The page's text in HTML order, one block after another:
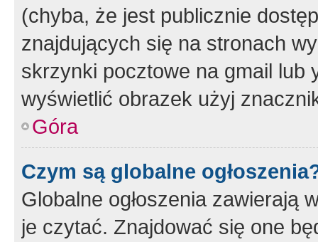
(chyba, że jest publicznie
znajdujących się na stronach
skrzynki pocztowe na gmail lub
wyświetlić obrazek użyj
Góra
Czym są globalne
Globalne ogłoszenia zawierają
je czytać. Znajdować się one